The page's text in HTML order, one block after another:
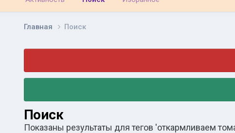
Главная Поиск
Поиск
Показаны результаты для тегов 'откармливаем